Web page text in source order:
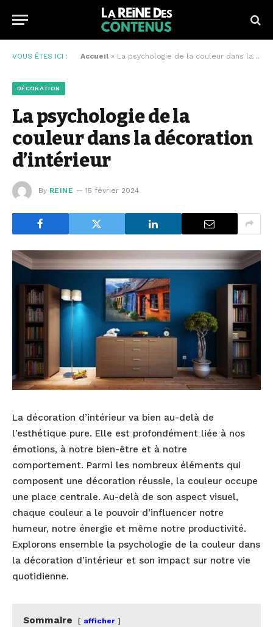
VOUS ÊTES ICI : Accueil » La psychologie de la couleur dans la décoration d’intérieur
DÉCORATION
La psychologie de la
couleur dans la décoration
d’intérieur
By REINE 15 février 2024
La décoration d’intérieur va bien au-delà de
l’esthétique pure. Elle est profondément liée à nos
émotions, à notre bien-être et à notre
comportement. Parmi les nombreux éléments qui
composent une décoration réussie, la couleur occupe
une place centrale. Au-delà de son aspect visuel,
chaque couleur a le pouvoir d’influencer notre
humeur, notre énergie et même notre productivité.
Explorons ensemble la psychologie de la couleur dans
la décoration d’intérieur et son impact sur notre vie
quotidienne.
Sommaire afficher